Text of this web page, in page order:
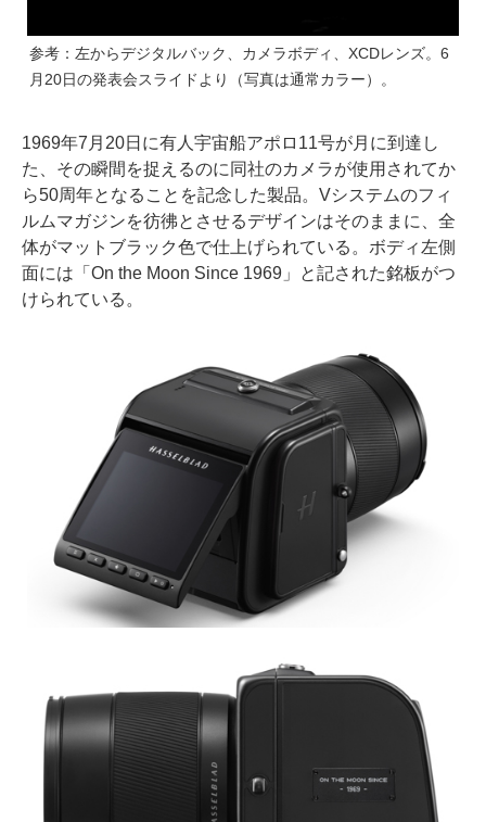
参考：左からデジタルバック、カメラボディ、XCDレンズ。6
月20日の発表会スライドより（写真は通常カラー）。
1969年7月20日に有人宇宙船アポロ11号が月に到達し
た、その瞬間を捉えるのに同社のカメラが使用されてか
ら50周年となることを記念した製品。Vシステムのフィ
ルムマガジンを彷彿とさせるデザインはそのままに、全
体がマットブラック色で仕上げられている。ボディ左側
面には「On the Moon Since 1969」と記された銘板がつ
けられている。